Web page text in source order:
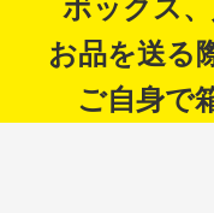
ボックス
お品を送る
ご自身で